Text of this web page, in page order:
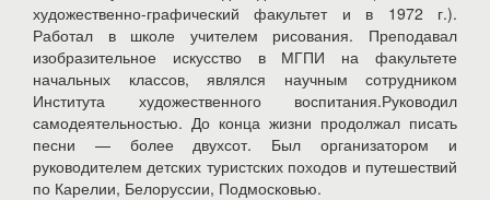
художественно-графический факультет и в 1972 г.).
Работал в школе учителем рисования. Преподавал
изобразительное искусство в МГПИ на факультете
начальных классов, являлся научным сотрудником
Института художественного воспитания.Руководил
самодеятельностью. До конца жизни продолжал писать
песни — более двухсот. Был организатором и
руководителем детских туристских походов и путешествий
по Карелии, Белоруссии, Подмосковью.